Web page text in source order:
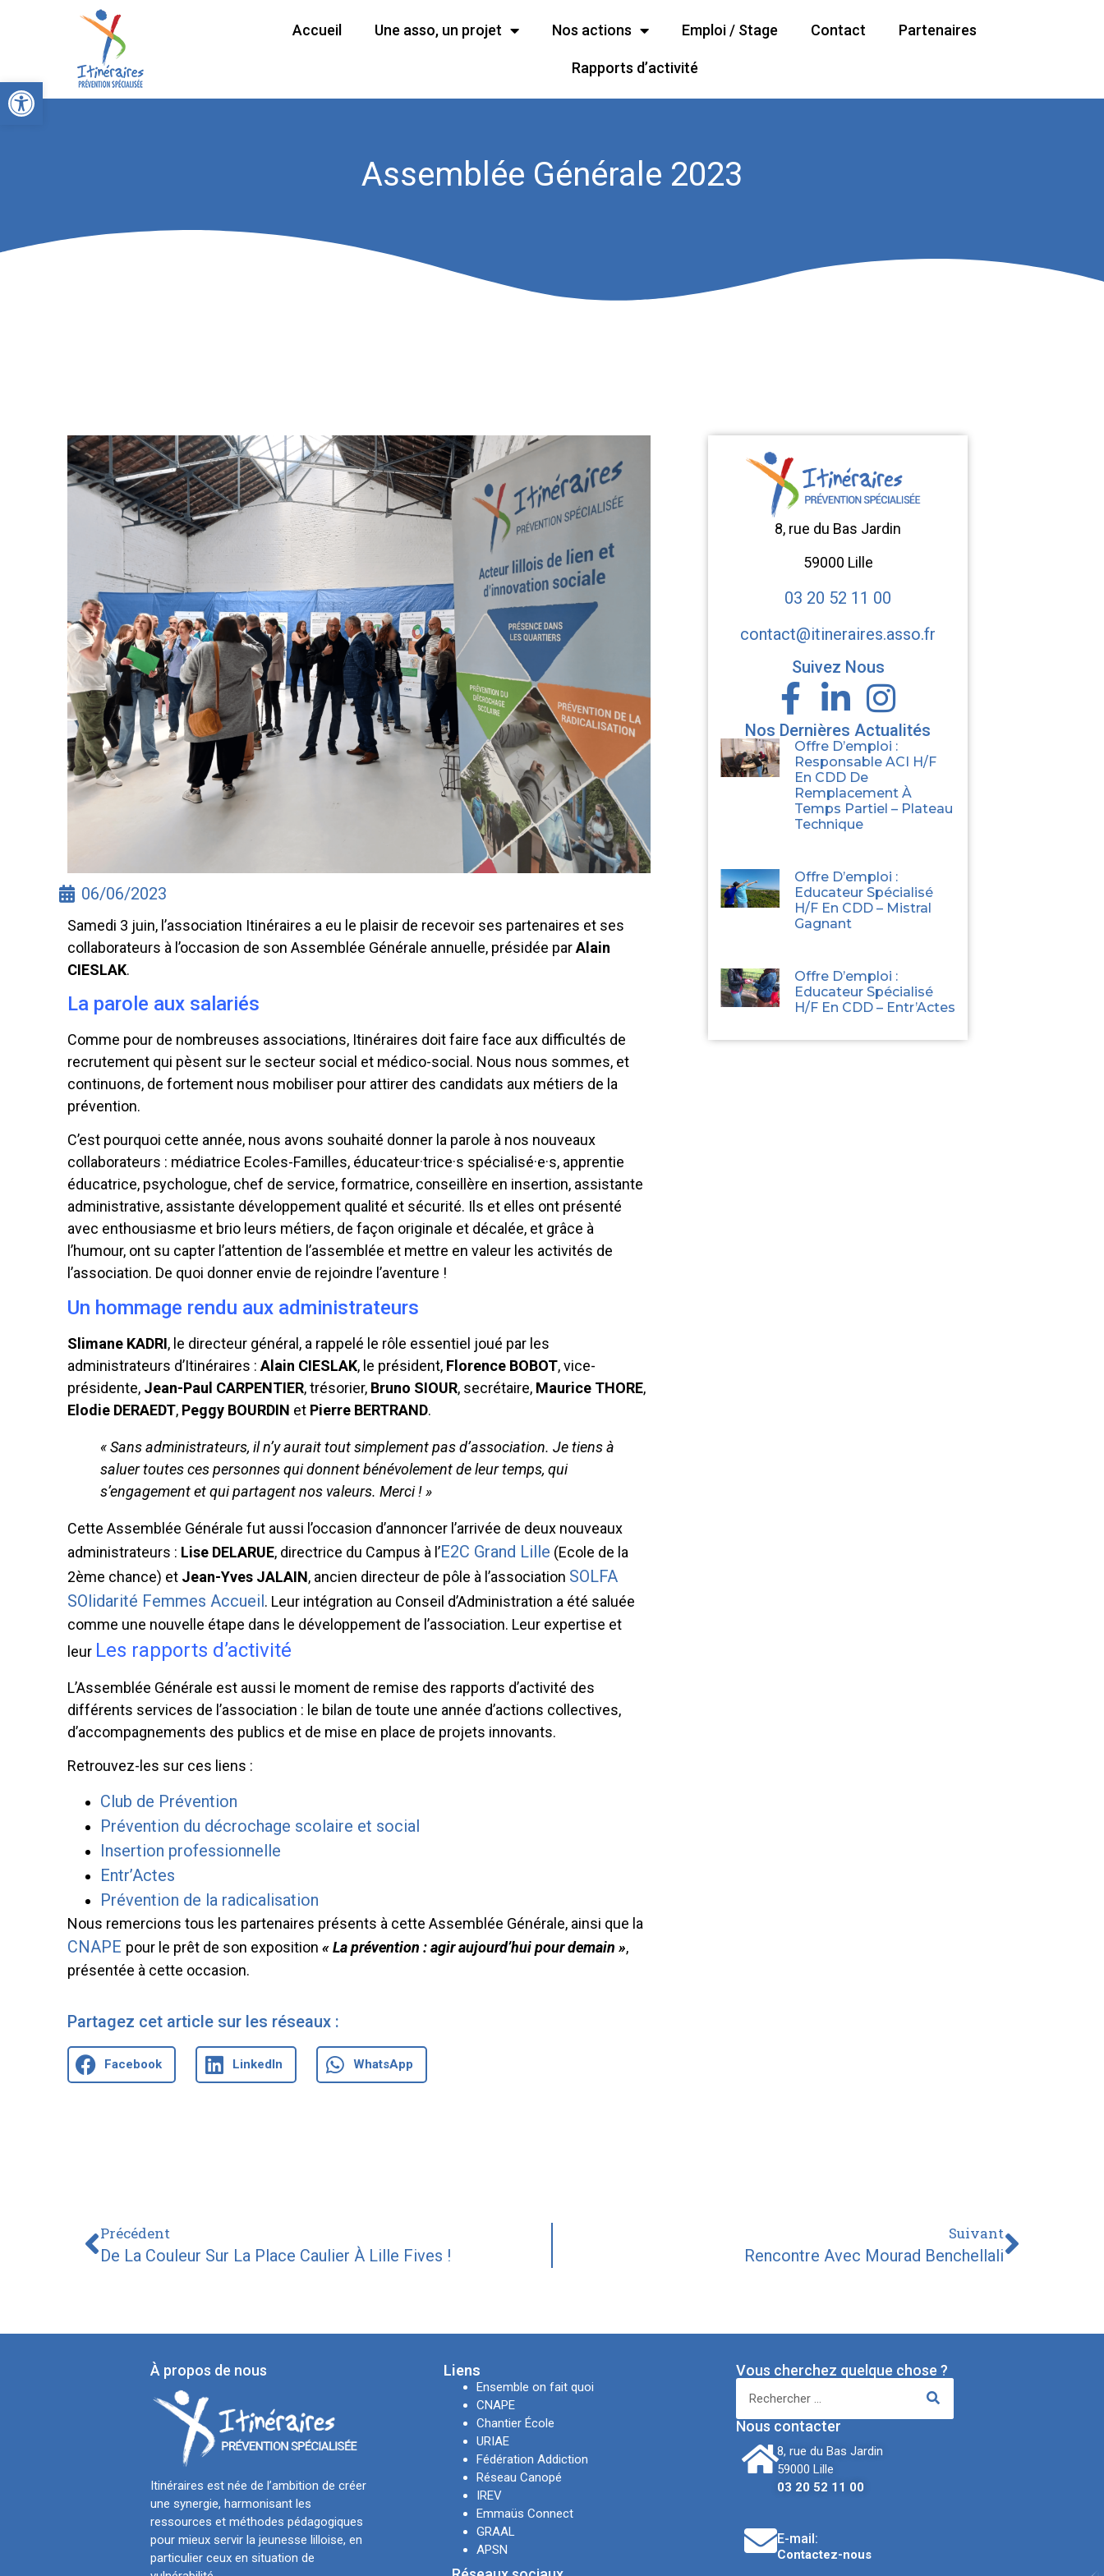
Ouvrir la barre d’outils
Accueil Une asso, un projet Nos actions Emploi / Stage Contact Partenaires
Rapports d’activité
Assemblée Générale 2023
06/06/2023
Samedi 3 juin, l’association Itinéraires a eu le plaisir de recevoir ses partenaires et ses
collaborateurs à l’occasion de son Assemblée Générale annuelle, présidée parAlain
CIESLAK.
La parole aux salariés
Comme pour de nombreuses associations, Itinéraires doit faire face aux difficultés de
recrutement qui pèsent sur le secteur social et médico-social. Nous nous sommes, et
continuons, de fortement nous mobiliser pour attirer des candidats aux métiers de la
prévention.
C’est pourquoi cette année, nous avons souhaité donner la parole à nos nouveaux
collaborateurs : médiatrice Ecoles-Familles, éducateur·trice·s spécialisé·e·s, apprentie
éducatrice, psychologue, chef de service, formatrice, conseillère en insertion, assistante
administrative, assistante développement qualité et sécurité. Ils et elles ont présenté
avec enthousiasme et brio leurs métiers, de façon originale et décalée, et grâce à
l’humour, ont su capter l’attention de l’assemblée et mettre en valeur les activités de
l’association. De quoi donner envie de rejoindre l’aventure !
Un hommage rendu aux administrateurs
Slimane KADRI, le directeur général, a rappelé le rôle essentiel joué par les
administrateurs d’Itinéraires : Alain CIESLAK, le président, Florence BOBOT, vice-
présidente, Jean-Paul CARPENTIER, trésorier, Bruno SIOUR, secrétaire, Maurice THORE,
Elodie DERAEDT, Peggy BOURDIN et Pierre BERTRAND.
« Sans administrateurs, il n’y aurait tout simplement pas d’association. Je tiens à
saluer toutes ces personnes qui donnent bénévolement de leur temps, qui
s’engagement et qui partagent nos valeurs. Merci ! »
Cette Assemblée Générale fut aussi l’occasion d’annoncer l’arrivée de deux nouveaux
administrateurs : Lise DELARUE, directrice du Campus à l’E2C Grand Lille (Ecole de la
2ème chance) et Jean-Yves JALAIN, ancien directeur de pôle à l’association SOLFA
SOlidarité Femmes Accueil. Leur intégration au Conseil d’Administration a été saluée
comme une nouvelle étape dans le développement de l’association. Leur expertise et
leur Les rapports d’activité
L’Assemblée Générale est aussi le moment de remise des rapports d’activité des
différents services de l’association : le bilan de toute une année d’actions collectives,
d’accompagnements des publics et de mise en place de projets innovants.
Retrouvez-les sur ces liens :
Club de Prévention
Prévention du décrochage scolaire et social
Insertion professionnelle
Entr’Actes
Prévention de la radicalisation
Nous remercions tous les partenaires présents à cette Assemblée Générale, ainsi que la
CNAPE pour le prêt de son exposition « La prévention : agir aujourd’hui pour demain »,
présentée à cette occasion.
Partagez cet article sur les réseaux :
Facebook LinkedIn WhatsApp
8, rue du Bas Jardin
59000 Lille
03 20 52 11 00
contact@itineraires.asso.fr
Suivez Nous
Nos Dernières Actualités
Offre D’emploi :
Responsable ACI H/F
En CDD De
Remplacement À
Temps Partiel – Plateau
Technique
Offre D’emploi :
Educateur Spécialisé
H/F En CDD – Mistral
Gagnant
Offre D’emploi :
Educateur Spécialisé
H/F En CDD – Entr’Actes
Précédent
De La Couleur Sur La Place Caulier À Lille Fives !
Suivant
Rencontre Avec Mourad Benchellali
À propos de nous
Itinéraires est née de l’ambition de créer
une synergie, harmonisant les
ressources et méthodes pédagogiques
pour mieux servir la jeunesse lilloise, en
particulier ceux en situation de
Liens
Ensemble on fait quoi
CNAPE
Chantier École
URIAE
Fédération Addiction
Réseau Canopé
IREV
Emmaüs Connect
GRAAL
APSN
Vous cherchez quelque chose ?
Nous contacter
8, rue du Bas Jardin
59000 Lille
03 20 52 11 00
E-mail:
Contactez-nous